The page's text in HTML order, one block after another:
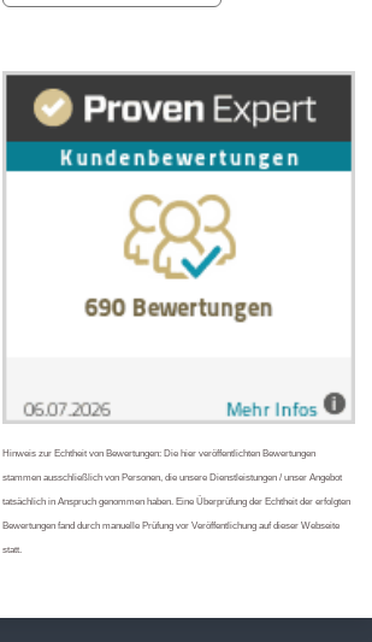
Hinweis zur Echtheit von Bewertungen: Die hier veröffentlichten Bewertungen
stammen ausschließlich von Personen, die unsere Dienstleistungen / unser Angebot
tatsächlich in Anspruch genommen haben. Eine Überprüfung der Echtheit der erfolgten
Bewertungen fand durch manuelle Prüfung vor Veröffentlichung auf dieser Webseite
statt.